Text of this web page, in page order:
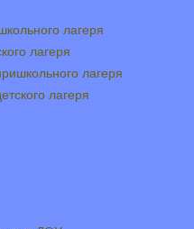
лагеря
лагеря
лагеря
лагеря